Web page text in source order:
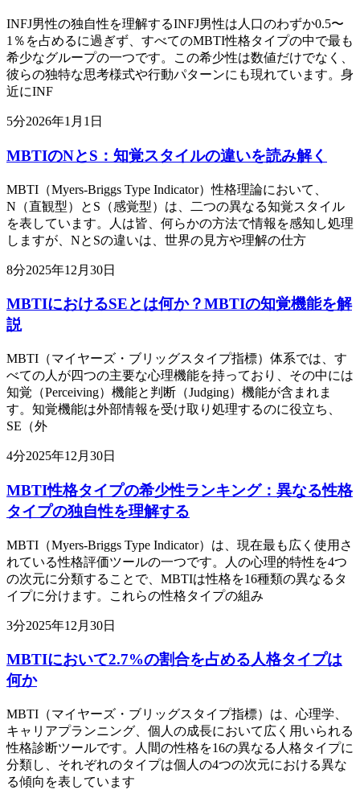
INFJ男性の独自性を理解するINFJ男性は人口のわずか0.5〜
1％を占めるに過ぎず、すべてのMBTI性格タイプの中で最も
希少なグループの一つです。この希少性は数値だけでなく、
彼らの独特な思考様式や行動パターンにも現れています。身
近にINF
5分2026年1月1日
MBTIのNとS：知覚スタイルの違いを読み解く
MBTI（Myers-Briggs Type Indicator）性格理論において、
N（直観型）とS（感覚型）は、二つの異なる知覚スタイル
を表しています。人は皆、何らかの方法で情報を感知し処理
しますが、NとSの違いは、世界の見方や理解の仕方
8分2025年12月30日
MBTIにおけるSEとは何か？MBTIの知覚機能を解
説
MBTI（マイヤーズ・ブリッグスタイプ指標）体系では、す
べての人が四つの主要な心理機能を持っており、その中には
知覚（Perceiving）機能と判断（Judging）機能が含まれま
す。知覚機能は外部情報を受け取り処理するのに役立ち、
SE（外
4分2025年12月30日
MBTI性格タイプの希少性ランキング：異なる性格
タイプの独自性を理解する
MBTI（Myers-Briggs Type Indicator）は、現在最も広く使用さ
れている性格評価ツールの一つです。人の心理的特性を4つ
の次元に分類することで、MBTIは性格を16種類の異なるタ
イプに分けます。これらの性格タイプの組み
3分2025年12月30日
MBTIにおいて2.7%の割合を占める人格タイプは
何か
MBTI（マイヤーズ・ブリッグスタイプ指標）は、心理学、
キャリアプランニング、個人の成長において広く用いられる
性格診断ツールです。人間の性格を16の異なる人格タイプに
分類し、それぞれのタイプは個人の4つの次元における異な
る傾向を表しています